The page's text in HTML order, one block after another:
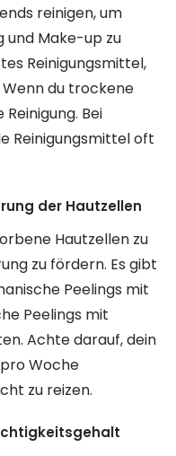
reinigen, um
und Make-up zu
Reinigungsmittel,
du trockene
Bei
Reinigungsmittel oft
der Hautzellen
Hautzellen zu
zu fördern. Es gibt
Peelings mit
Peelings mit
Achte darauf, dein
Woche
zu reizen.